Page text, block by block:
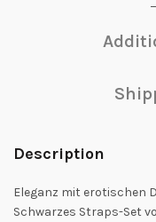
Description
Eleganz mit erotischen
Schwarzes Straps-Set